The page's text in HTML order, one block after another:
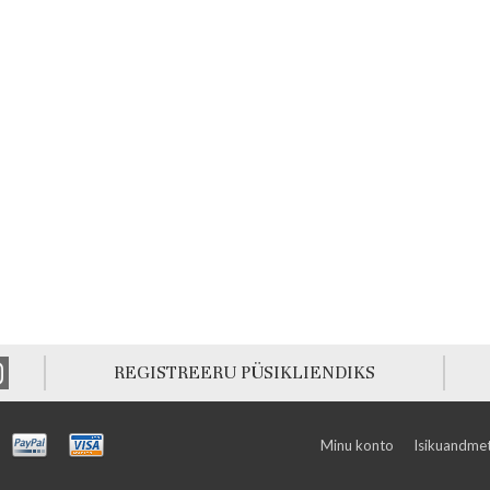
REGISTREERU PÜSIKLIENDIKS
Minu konto